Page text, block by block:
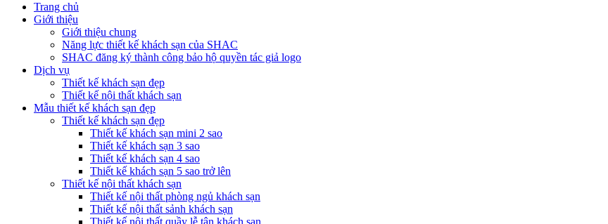
Trang chủ
Giới thiệu
Giới thiệu chung
Năng lực thiết kế khách sạn của SHAC
SHAC đăng ký thành công bảo hộ quyền tác giả logo
Dịch vụ
Thiết kế khách sạn đẹp
Thiết kế nội thất khách sạn
Mẫu thiết kế khách sạn đẹp
Thiết kế khách sạn đẹp
Thiết kế khách sạn mini 2 sao
Thiết kế khách sạn 3 sao
Thiết kế khách sạn 4 sao
Thiết kế khách sạn 5 sao trở lên
Thiết kế nội thất khách sạn
Thiết kế nội thất phòng ngủ khách sạn
Thiết kế nội thất sảnh khách sạn